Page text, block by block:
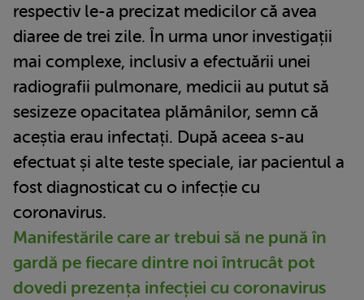
respectiv le-a precizat medicilor că avea
diaree de trei zile. În urma unor investigații
mai complexe, inclusiv a efectuării unei
radiografii pulmonare, medicii au putut să
sesizeze opacitatea plămânilor, semn că
aceștia erau infectați. După aceea s-au
efectuat și alte teste speciale, iar pacientul a
fost diagnosticat cu o infecție cu
coronavirus.
Manifestările care ar trebui să ne pună în
gardă pe fiecare dintre noi întrucât pot
dovedi prezența infecției cu coronavirus